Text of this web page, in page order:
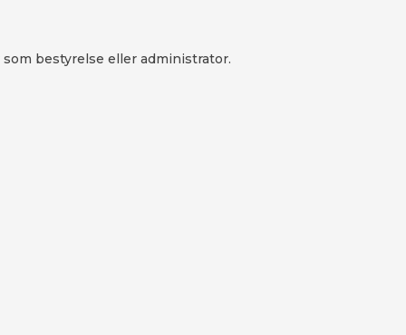
bestyrelse eller administrator.